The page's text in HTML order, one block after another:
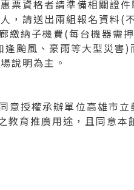
票資格者請準備相關證件
，請送出兩組報名資料(
納子機費(每台機器需
颱風、豪雨等大型災害
說明為主。
意授權承辦單位高雄市
育推廣用途，且同意本